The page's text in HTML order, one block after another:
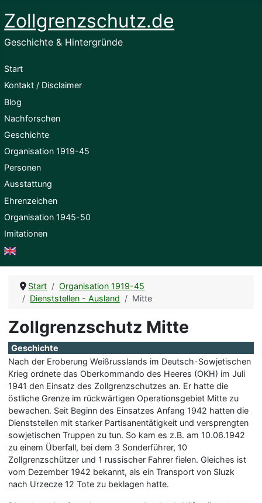
Zollgrenzschutz.de
Geschichte & Hintergründe
Start
Kontakt / Disclaimer
Blog
Nachforschen
Geschichte
Organisation 1919-45
Personen
Ausstattung
Ehrenzeichen
Organisation 1945-50
Imitationen
English
Start
Organisation 1919-45
Dienststellen - Ausland
Mitte
Zollgrenzschutz Mitte
Geschichte
Nach der Eroberung Weißrusslands im Deutsch-Sowjetischen
Krieg ordnete das Oberkommando des Heeres (OKH) im Juli
1941 den Einsatz des Zollgrenzschutzes an. Er hatte die
östliche Grenze im rückwärtigen Operationsgebiet Mitte zu
bewachen. Seit Beginn des Einsatzes Anfang 1942 hatten die
Dienststellen mit starker Partisanentätigkeit und versprengten
sowjetischen Truppen zu tun. So kam es z.B. am 10.06.1942
zu einem Überfall, bei dem 3 Sonderführer, 10
Zollgrenzschützer und 1 russischer Fahrer fielen. Gleiches ist
vom Dezember 1942 bekannt, als ein Transport von Sluzk
nach Urzecze 12 Tote zu beklagen hatte.